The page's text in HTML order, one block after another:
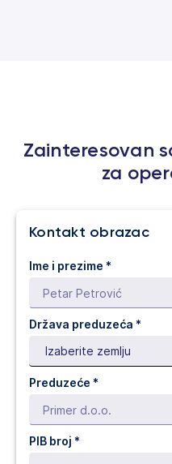
Zainteresovan
za
Kontakt obrazac
Ime i prezime *
Država preduzeća *
Preduzeće *
PIB broj *